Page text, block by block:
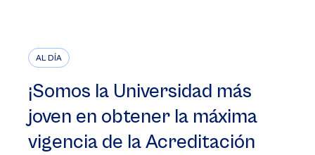
AL DÍA
¡Somos la Universidad más
joven en obtener la máxima
vigencia de la Acreditación